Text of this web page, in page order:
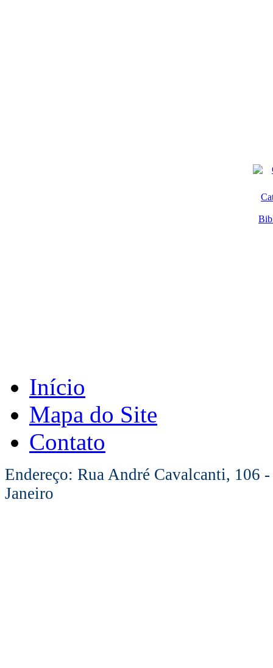
Início
Mapa do Site
Contato
Endereço: Rua André Cavalcanti, 106
Janeiro